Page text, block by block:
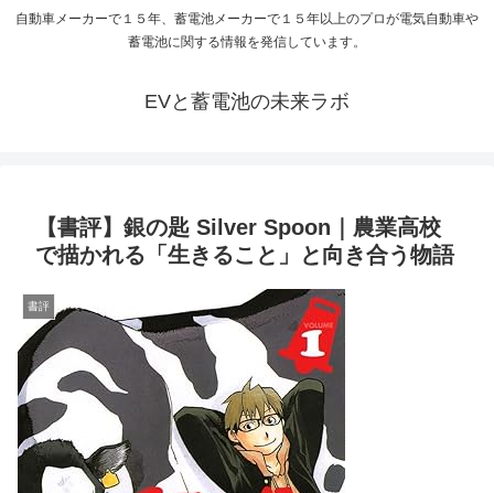
自動車メーカーで１５年、蓄電池メーカーで１５年以上のプロが電気自動車や
蓄電池に関する情報を発信しています。
EVと蓄電池の未来ラボ
【書評】銀の匙 Silver Spoon｜農業高校
で描かれる「生きること」と向き合う物語
書評